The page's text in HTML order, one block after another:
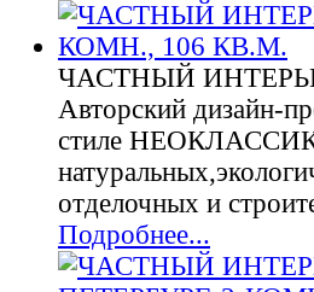
ЧАСТНЫЙ
Авторский дизайн-
стиле
отделочных и
Подробнее...